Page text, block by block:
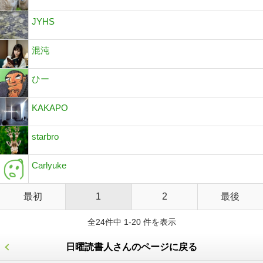
JYHS
混沌
ひー
KAKAPO
starbro
Carlyuke
最初 1 2 最後
全24件中 1-20 件を表示
日曜読書人さんのページに戻る